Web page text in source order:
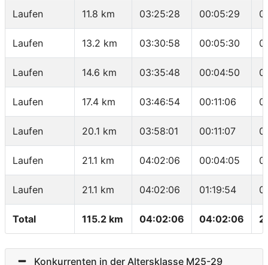
Laufen 11.8 km 03:25:28 00:05:29
Laufen 13.2 km 03:30:58 00:05:30
Laufen 14.6 km 03:35:48 00:04:50
Laufen 17.4 km 03:46:54 00:11:06
Laufen 20.1 km 03:58:01 00:11:07
Laufen 21.1 km 04:02:06 00:04:05
Laufen 21.1 km 04:02:06 01:19:54
Total 115.2 km 04:02:06 04:02:06
Konkurrenten in der Altersklasse M25-29